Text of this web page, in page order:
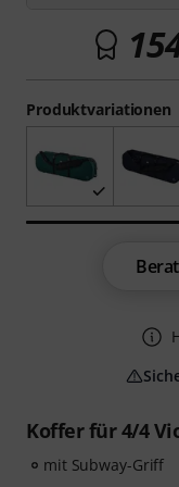
Koffer für 4/4
mit Subway-Griff
Produktvariationen